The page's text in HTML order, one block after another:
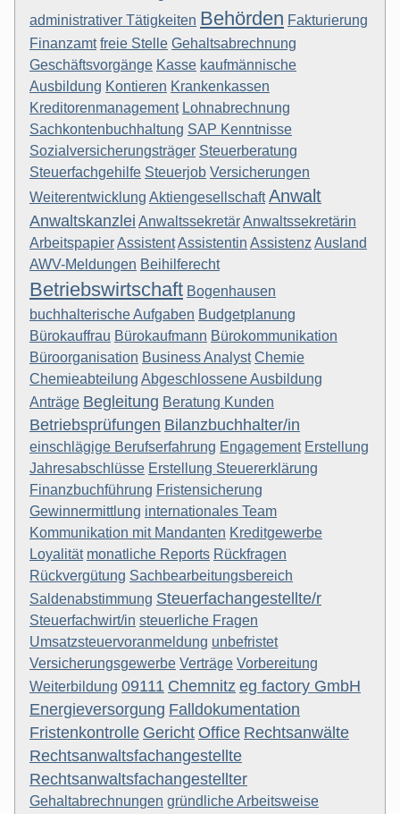
administrativer Tätigkeiten Behörden Fakturierung
Finanzamt freie Stelle Gehaltsabrechnung
Geschäftsvorgänge Kasse kaufmännische
Ausbildung Kontieren Krankenkassen
Kreditorenmanagement Lohnabrechnung
Sachkontenbuchhaltung SAP Kenntnisse
Sozialversicherungsträger Steuerberatung
Steuerfachgehilfe Steuerjob Versicherungen
Weiterentwicklung Aktiengesellschaft Anwalt
Anwaltskanzlei AnwaltssekretärAnwaltssekretärin
ArbeitspapierAssistentAssistentin Assistenz Ausland
AWV-Meldungen Beihilferecht
Betriebswirtschaft Bogenhausen
buchhalterische Aufgaben Budgetplanung
Bürokauffrau Bürokaufmann Bürokommunikation
Büroorganisation Business Analyst Chemie
Chemieabteilung Abgeschlossene Ausbildung
Anträge Begleitung Beratung Kunden
Betriebsprüfungen Bilanzbuchhalter/in
einschlägige Berufserfahrung Engagement Erstellung
Jahresabschlüsse Erstellung Steuererklärung
Finanzbuchführung Fristensicherung
Gewinnermittlung internationales Team
Kommunikation mit Mandanten Kreditgewerbe
Loyalität monatliche Reports Rückfragen
Rückvergütung Sachbearbeitungsbereich
Saldenabstimmung Steuerfachangestellte/r
Steuerfachwirt/in steuerliche Fragen
Umsatzsteuervoranmeldung unbefristet
Versicherungsgewerbe Verträge Vorbereitung
Weiterbildung 09111 Chemnitz eg factory GmbH
Energieversorgung Falldokumentation
Fristenkontrolle Gericht Office Rechtsanwälte
Rechtsanwaltsfachangestellte
Rechtsanwaltsfachangestellter
Gehaltabrechnungen gründliche Arbeitsweise